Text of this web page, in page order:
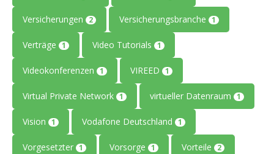
Versicherungen 2 Versicherungsbranche 1
Verträge 1 Video Tutorials 1
Videokonferenzen 1 VIREED 1
Virtual Private Network 1 virtueller Datenraum 1
Vision 1 Vodafone Deutschland 1
Vorgesetzter 1 Vorsorge 1 Vorteile 2